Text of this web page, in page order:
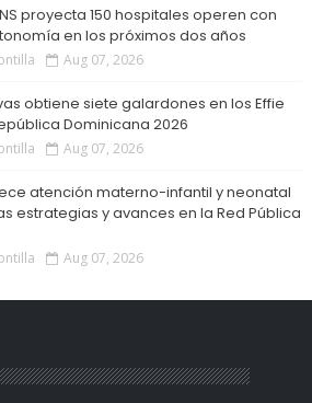
proyecta 150 hospitales operen con
en los próximos dos años
Aug 07, 2026
obtiene siete galardones en los Effie
Dominicana 2026
Aug 07, 2026
atención materno-infantil y neonatal
estrategias y avances en la Red Pública
Aug 07, 2026